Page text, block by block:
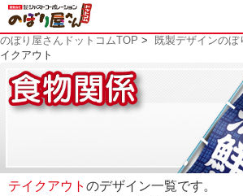
の
ぼ
り
屋
さ
ん
コ
ム
のぼり屋さんドットコムTOP > 既製デザインのぼ
イクアウト
テイクアウト のデザイン一覧です。